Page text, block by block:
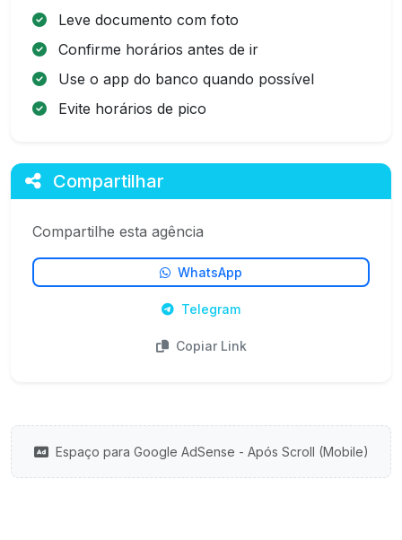
Leve documento com foto
Confirme horários antes de ir
Use o app do banco quando possível
Evite horários de pico
Compartilhar
Compartilhe esta agência
WhatsApp
Telegram
Copiar Link
Espaço para Google AdSense - Após Scroll (Mobile)